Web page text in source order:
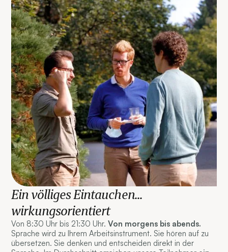
Ein völliges Eintauchen...
wirkungsorientiert
Von 8:30 Uhr bis 21:30 Uhr. Von morgens bis abends.
Sprache wird zu Ihrem Arbeitsinstrument. Sie hören auf zu
übersetzen. Sie denken und entscheiden direkt in der